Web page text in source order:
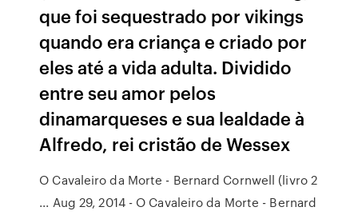
que foi sequestrado por vikings
quando era criança e criado por
eles até a vida adulta. Dividido
entre seu amor pelos
dinamarqueses e sua lealdade à
Alfredo, rei cristão de Wessex
O Cavaleiro da Morte - Bernard Cornwell (livro 2
... Aug 29, 2014 - O Cavaleiro da Morte - Bernard